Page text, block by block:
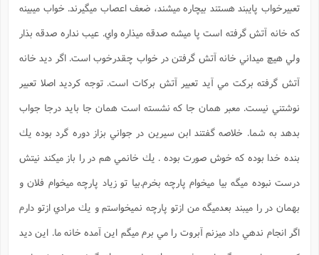
تعبيرخواب پایبند هستند بيچاره ميشند، ضعف اعصاب ميگيرند. خواب ميبينه
كه خانه آتش گرفته است پا ميشه صدقه ميذاره واي. عيب نداره صدقه بذار
ولي هيچ ميداني خانه آتش گرفتن در خواب چقدرخوب است. اگر ديد خانه
آتش گرفته بركت مي آيد تعبير آتش بركات است. توجه كرديد اصلا تعبير
نوشتني نيست. معبر همان جا كه نشسته است همان جا بايد درجا جواب
بدهد به شما. خلاصه گفتند ابن سيرين در جواني بزاز دوره گرد بوده يك
بنده خدا بوده كه خوش صورت بوده . يك خانمي هم در را باز ميكند نيتش
درست نبوده ميگه بيا ميخوام پارچه بخرم.بيا تو زياد پارچه ميخوام فلان و
بهمان در را ميبند بعدميگه من ازتو پارچه نميخواستم و يك مرادي ازتو دارم
اگر انجام ندهي داد ميزنم آبروت را مي برم ميگم اين آمده خانه ما. اين ديد